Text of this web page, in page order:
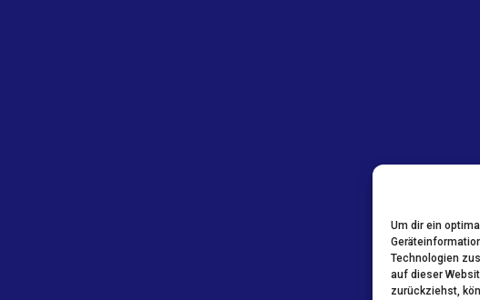
Um dir ein
Technologien
auf dieser
zurückziehst,